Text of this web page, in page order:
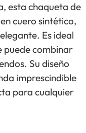
esta chaqueta de
cuero sintético,
Es ideal
puede combinar
Su diseño
imprescindible
para cualquier